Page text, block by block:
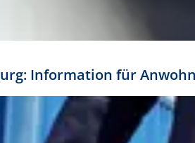
Information für